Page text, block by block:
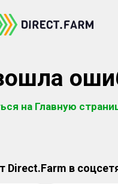
на Главную
Direct.Farm в